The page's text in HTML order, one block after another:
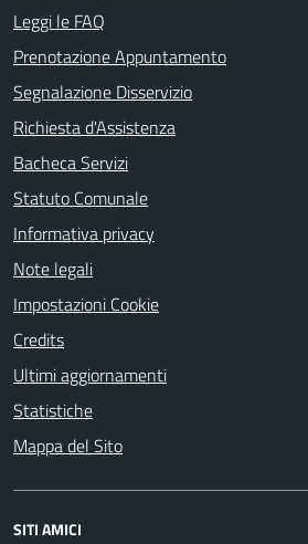
Leggi le FAQ
Prenotazione Appuntamento
Segnalazione Disservizio
Richiesta d'Assistenza
Bacheca Servizi
Statuto Comunale
Informativa privacy
Note legali
Impostazioni Cookie
Credits
Ultimi aggiornamenti
Statistiche
Mappa del Sito
SITI AMICI